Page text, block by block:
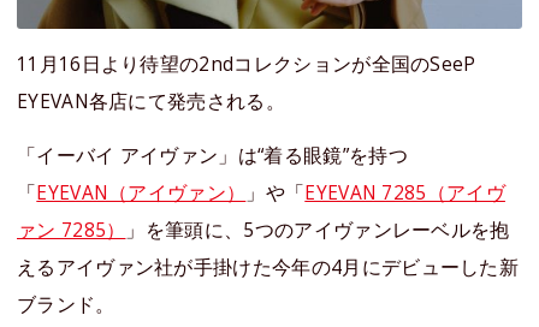
11月16日より待望の2ndコレクションが全国のSeeP
EYEVAN各店にて発売される。
「イーバイ アイヴァン」は“着る眼鏡”を持つ
「EYEVAN（アイヴァン） 」や「EYEVAN 7285（アイヴ
ァン 7285）
」を筆頭に、5つのアイヴァンレーベルを抱
えるアイヴァン社が手掛けた今年の4月にデビューした新
ブランド。